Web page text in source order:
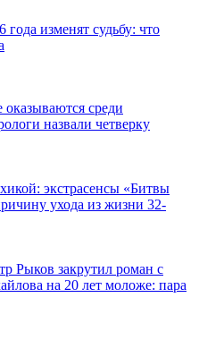
изменят судьбу: что
оказываются среди
назвали четверку
экстрасенсы «Битвы
ухода из жизни 32-
Рыков закрутил роман с
на 20 лет моложе: пара